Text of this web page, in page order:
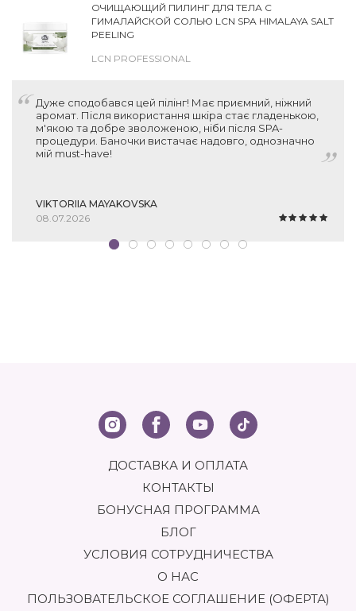
ОЧИЩАЮЩИЙ ПИЛИНГ ДЛЯ ТЕЛА С
ГИМАЛАЙСКОЙ СОЛЬЮ LCN SPA HIMALAYA SALT
PEELING
LCN PROFESSIONAL
Дуже сподобався цей пілінг! Має приємний, ніжний
аромат. Після використання шкіра стає гладенькою,
м'якою та добре зволоженою, ніби після SPA-
процедури. Баночки вистачає надовго, однозначно
мій must-have!
VIKTORIIA MAYAKOVSKA
08.07.2026
ДОСТАВКА И ОПЛАТА
КОНТАКТЫ
БОНУСНАЯ ПРОГРАММА
БЛОГ
УСЛОВИЯ СОТРУДНИЧЕСТВА
О НАС
ПОЛЬЗОВАТЕЛЬСКОЕ СОГЛАШЕНИЕ (ОФЕРТА)